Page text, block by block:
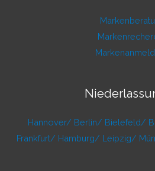
Hannover/ Berlin/ Bielefeld/
Frankfurt/ Hamburg/ Leipzig/